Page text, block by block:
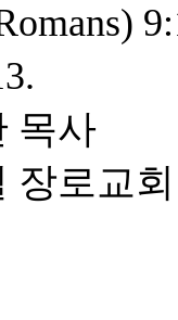
목사
장로교회